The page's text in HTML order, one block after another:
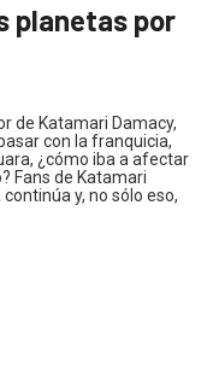
planetas por
de Katamari Damacy,
con la franquicia,
¿cómo iba a afectar
Fans de Katamari
y, no sólo eso,